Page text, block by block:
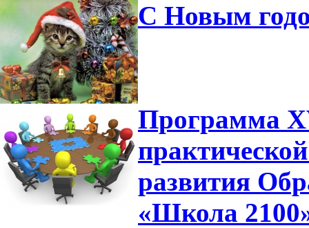
С Новым
Программа
развития
«Школа